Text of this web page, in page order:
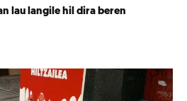
lau langile hil dira beren